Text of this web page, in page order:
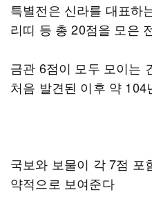
특별전은 신라를 대표하
리띠 등 총 20점을 모은
금관 6점이 모두 모이는
처음 발견된 이후 약 104
국보와 보물이 각 7점 포
약적으로 보여준다